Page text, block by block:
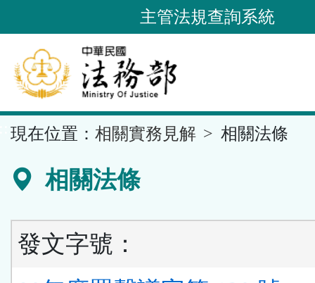
到
要
內
容
區
主管法規查詢系統
現在位置： 相關實務見解 相關法條
相關法條
發文字號：